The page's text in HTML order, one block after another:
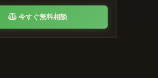
今すぐ無料相談